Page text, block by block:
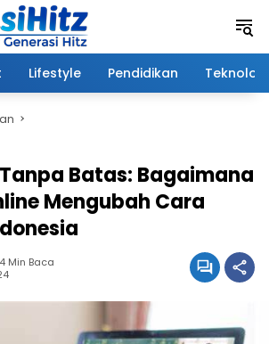
Lifestyle Pendidikan Teknologi
Batas: Bagaimana
Mengubah Cara
4 Min Baca